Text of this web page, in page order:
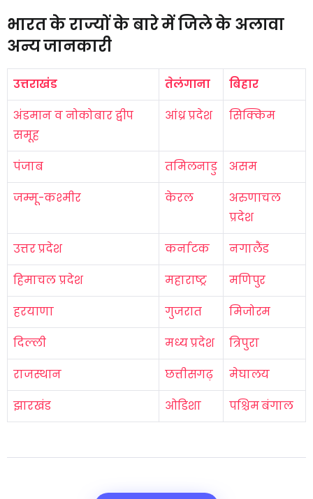
भारत के राज्यों के बारे में जिले के अलावा
अन्य जानकारी
उत्तराखंड तेलंगाना
बिहार
अंडमान व नोकोबार द्वीप
समूह
आंध्र प्रदेश सिक्किम
पंजाब तमिलनाडु
असम
जम्मू-कश्मीर
केरल
अरुणाचल
प्रदेश
उत्तर प्रदेश
कर्नाटक
नगालैंड
हिमाचल प्रदेश
महाराष्ट्र
मणिपुर
हरयाणा
गुजरात
मिजोरम
दिल्ली
मध्य प्रदेश
त्रिपुरा
राजस्थान
छत्तीसगढ़
मेघालय
झारखंड
ओडिशा पश्चिम बंगाल